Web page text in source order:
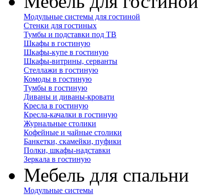
Модульные системы для гостиной
Стенки для гостиных
Тумбы и подставки под ТВ
Шкафы в гостиную
Шкафы-купе в гостиную
Шкафы-витрины, серванты
Стеллажи в гостиную
Комоды в гостиную
Тумбы в гостиную
Диваны и диваны-кровати
Кресла в гостиную
Кресла-качалки в гостиную
Журнальные столики
Кофейные и чайные столики
Банкетки, скамейки, пуфики
Полки, шкафы-надставки
Зеркала в гостиную
Мебель для спальни
Модульные системы